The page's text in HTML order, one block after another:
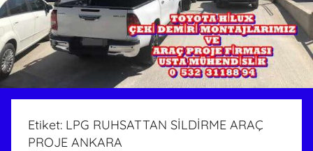
Etiket: LPG RUHSATTAN SİLDİRME ARAÇ
PROJE ANKARA